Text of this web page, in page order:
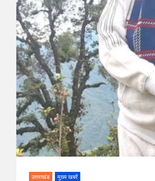
उत्तराखंड मुख्य खबरें